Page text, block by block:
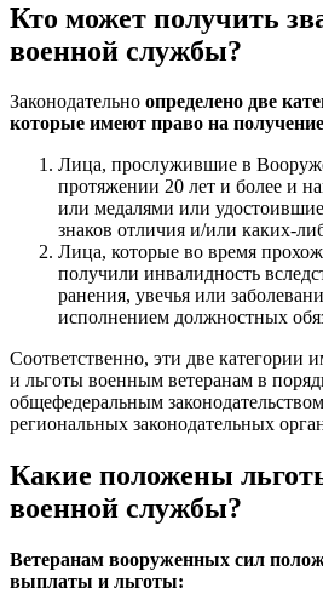
Кто может получить
военной службы?
Законодательно определено две
которые имеют право на
Лица, прослужившие в
протяжении 20 лет и более и
или медалями или
знаков отличия и/или каких-
Лица, которые во время
получили инвалидность
ранения, увечья или
исполнением должностных
Соответственно, эти две категории
и льготы военным ветеранам в
общефедеральным
региональных законодательных
Какие положены
военной службы?
Ветеранам вооруженных сил
выплаты и льготы: